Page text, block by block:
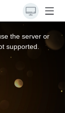
the server or
supported.